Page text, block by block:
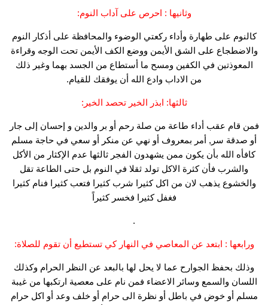
وثانيها : احرص على آداب النوم:
كالنوم على طهارة وأداء ركعتي الوضوء والمحافظة على أذكار النوم
والاضطجاع على الشق الأيمن ووضع الكف الأيمن تحت الوجه وقراءة
المعوذتين في الكفين ومسح ما أستطاع من الجسد بهما وغير ذلك
من الاداب وادع الله أن يوفقك للقيام.
ثالثها: ابذر الخير تحصد الخير:
فمن قام عقب أداء طاعة من صلة رحم أو بر والدين و إحسان إلى جار
أو صدقة سر, أمر بمعروف أو نهي عن منكر أو سعي في حاجة مسلم
كافأه الله بأن يكون ممن يشهدون الفجر ثالثها عدم الإكثار من الأكل
والشرب فأن كثرة الاكل تولد ثقلا في النوم بل حتى الطاعة تقل
والخشوع يذهب لان من اكل كثيرا شرب كثيرا فتعب كثيرا فنام كثيرا
فغفل كثيرا فخسر كثيراً
.
ورابعها : ابتعد عن المعاصي في النهار كي تستطيع أن تقوم للصلاة:
وذلك بحفظ الجوارح عما لا يحل لها بالبعد عن النظر الحرام وكذلك
اللسان والسمع وسائر الاعضاء فمن نام على معصية ارتكبها من غيبة
مسلم أو خوض في باطل أو نظرة الى حرام أو خلف وعد أو اكل حرام